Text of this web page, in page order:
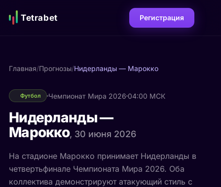
Tetrabet Регистрация
Главная/Прогнозы/Нидерланды — Марокко
Футбол Чемпионат Мира 2026 04:00 МСК
Нидерланды —
Марокко, 30 июня 2026
На стадионе Марокко принимает Нидерланды в
четвертьфинале Чемпионата Мира 2026. Оба
коллектива демонстрируют атакующий стиль с